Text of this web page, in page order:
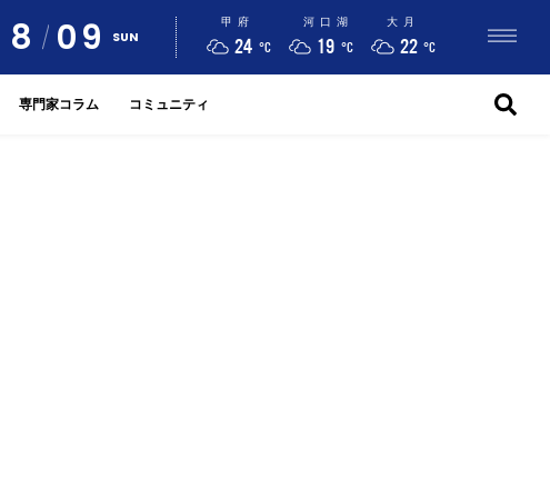
8 09 SUN
甲府
24 °C
河口湖
19 °C
大月
22 °C
専門家コラム コミュニティ